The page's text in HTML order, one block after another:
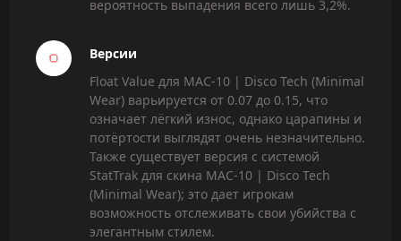
вероятность выпадения всего лишь 3,2%.
Версии
Float Value для MAC-10 | Disco Tech (Minimal
Wear) варьируется от 0.07 до 0.15, что
означает лёгкий износ, однако царапины и
потёртости выглядят очень незначительно.
Также существует версия с системой
StatTrak для скина MAC-10 | Disco Tech
(Minimal Wear); это дает игрокам
возможность отслеживать свои убийства с
элегантным стилем.